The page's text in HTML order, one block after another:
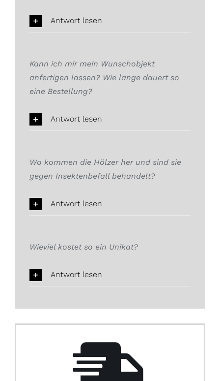
Antwort lesen
Kann ich mir mein Wunschobjekt
anfertigen lassen? Wie lange dauert so
eine Bestellung?
Antwort lesen
Wo kommen die Hölzer her und sind sie
gegen Insektenbefall behandelt?
Antwort lesen
Wieviel kostet so ein Unikat?
Antwort lesen